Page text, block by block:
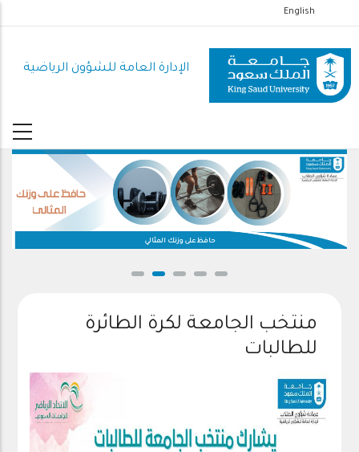
إلى
المحتوى
الرئيسي
English
الإدارة العامة للشؤون الرياضية
حافظ على وزنك المثالي
منتخب الجامعة لكرة الطائرة
للطالبات